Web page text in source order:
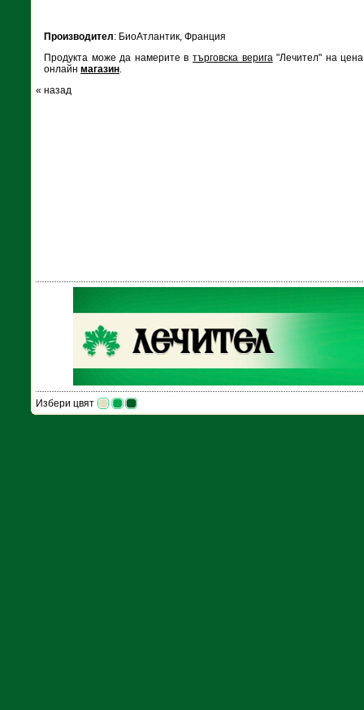
Производител: БиоАтлантик, Франция
Продукта може да намерите в търговска верига"Лечител" на
онлайн магазин.
« назад
Избери цвят